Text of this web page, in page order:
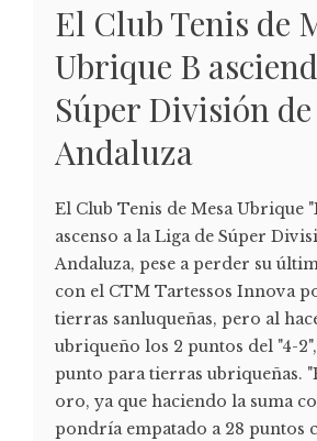
El Club Tenis de
Ubrique B
Súper División
Andaluza
El Club Tenis de Mesa Ubrique
ascenso a la Liga de Súper
Andaluza, pese a perder su
con el CTM Tartessos Innova
tierras sanluqueñas, pero al
ubriqueño los 2 puntos del "4-
punto para tierras ubriqueñas.
oro, ya que haciendo la suma
pondría empatado a 28 puntos